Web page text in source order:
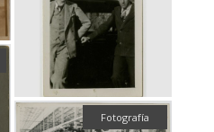
Fotografía